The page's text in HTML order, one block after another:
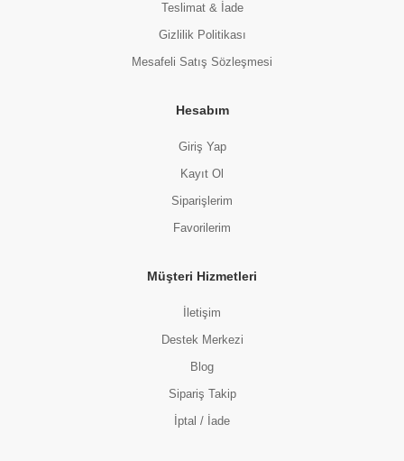
Teslimat & İade
Gizlilik Politikası
Mesafeli Satış Sözleşmesi
Hesabım
Giriş Yap
Kayıt Ol
Siparişlerim
Favorilerim
Müşteri Hizmetleri
İletişim
Destek Merkezi
Blog
Sipariş Takip
İptal / İade